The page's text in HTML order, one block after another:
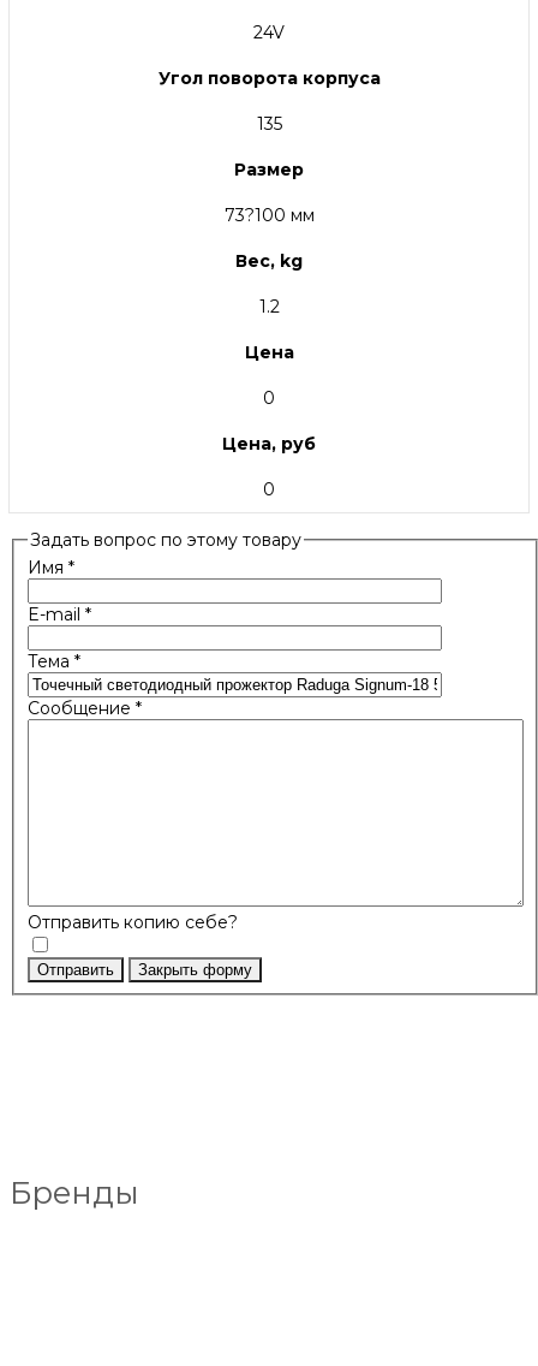
24V
Угол поворота корпуса
135
Размер
73?100 мм
Вес, kg
1.2
Цена
0
Цена, руб
0
Задать вопрос по этому товару
Имя *
E-mail *
Тема *
Сообщение *
Отправить копию себе?
Отправить Закрыть форму
Бренды